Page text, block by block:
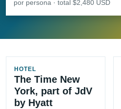
por persona · total $2,480 USD
HOTEL
The Time New
York, part of JdV
by Hyatt